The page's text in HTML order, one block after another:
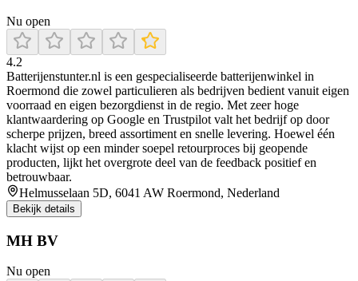
Nu open
4.2
Batterijenstunter.nl is een gespecialiseerde batterijenwinkel in
Roermond die zowel particulieren als bedrijven bedient vanuit eigen
voorraad en eigen bezorgdienst in de regio. Met zeer hoge
klantwaardering op Google en Trustpilot valt het bedrijf op door
scherpe prijzen, breed assortiment en snelle levering. Hoewel één
klacht wijst op een minder soepel retourproces bij geopende
producten, lijkt het overgrote deel van de feedback positief en
betrouwbaar.
Helmusselaan 5D, 6041 AW Roermond, Nederland
Bekijk details
MH BV
Nu open